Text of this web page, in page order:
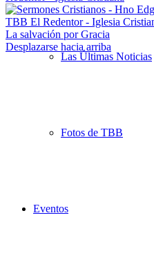
Las Últimas Noticias
Fotos de TBB
Eventos
La salvación por Gracia
Desplazarse hacia arriba